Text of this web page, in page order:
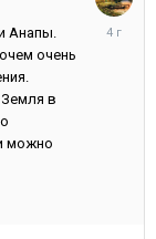
Анапы.
очень
в
можно
13